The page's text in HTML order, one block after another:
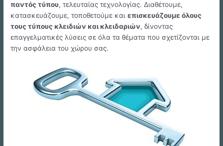
παντός τύπου, τελευταίας τεχνολογίας. Διαθέτουμε,
κατασκευάζουμε, τοποθετούμε καιεπισκευάζουμε όλους
τους τύπους κλειδιών και κλειδαριών, δίνοντας
επαγγελματικές λύσεις σε όλα τα θέματα που σχετίζονται με
την ασφάλεια του χώρου σας.